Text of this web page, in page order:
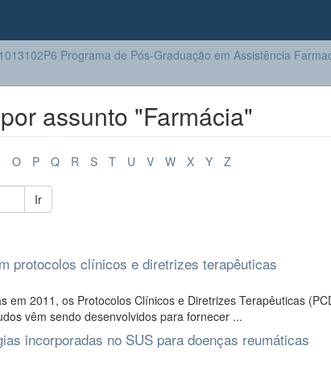
Programa de Pós-Graduação em Assistência
assunto "Farmácia"
O P Q R S T U V W X Y Z
Ir
protocolos clínicos e diretrizes terapêuticas
2011, os Protocolos Clínicos e Diretrizes Terapêuticas
vêm sendo desenvolvidos para fornecer ...
incorporadas no SUS para doenças reumáticas